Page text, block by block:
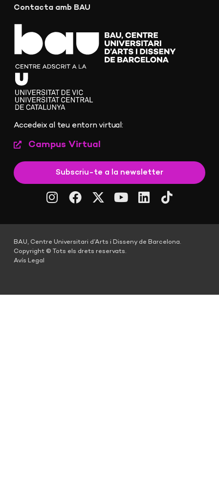
Contacta amb BAU
Accedeix al teu entorn virtual:
Campus Virtual
Subscriu-te a la newsletter
BAU, Centre Universitari d’Arts i Disseny de Barcelona.
Copyright © Tots els drets reservats.
Avís Legal